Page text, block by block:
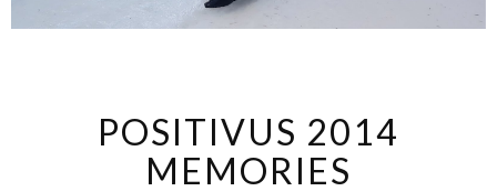
POSITIVUS 2014
MEMORIES